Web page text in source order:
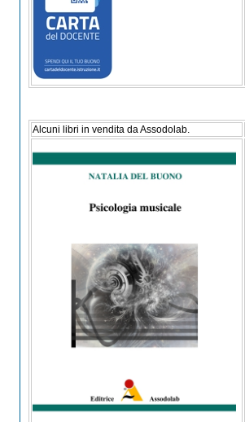
Alcuni libri in vendita da Assodolab.